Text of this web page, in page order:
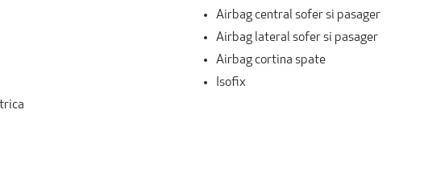
Airbag central sofer si pasager
Airbag lateral sofer si pasager
Airbag cortina spate
Isofix